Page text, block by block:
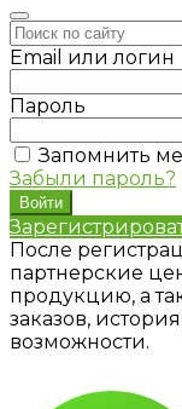
Email или логин
Пароль
Запомнить
Забыли пароль?
После
партнерские
продукцию, а
заказов,
возможности.